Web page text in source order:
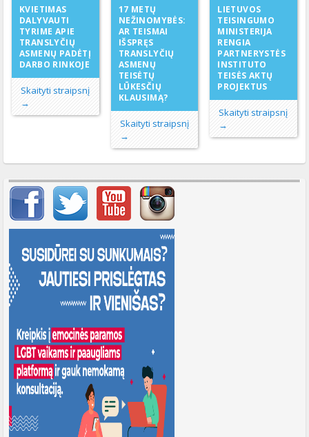
KVIETIMAS
DALYVAUTI
TYRIME APIE
TRANSLYČIŲ
ASMENŲ PADĖTĮ
DARBO RINKOJE
Skaityti straipsnį
→
17 METŲ
NEŽINOMYBĖS:
AR TEISMAI
IŠSPRĘS
TRANSLYČIŲ
ASMENŲ
TEISĖTŲ
LŪKESČIŲ
KLAUSIMĄ?
Skaityti straipsnį
→
LIETUVOS
TEISINGUMO
MINISTERIJA
RENGIA
PARTNERYSTĖS
INSTITUTO
TEISĖS AKTŲ
PROJEKTUS
Skaityti straipsnį
→
Svarbių įrašų meniu